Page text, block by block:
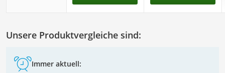
Unsere Produktvergleiche sind:
Immer aktuell: